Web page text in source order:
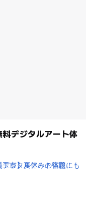
デジタルアート体